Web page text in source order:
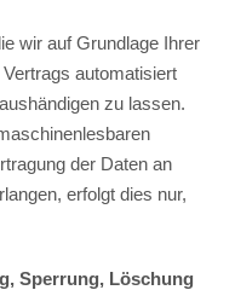
wir auf Grundlage Ihrer
automatisiert
zu lassen.
der Daten an
erfolgt dies nur,
Sperrung, Löschung